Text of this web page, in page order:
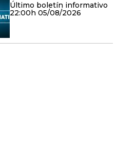
Último boletín informativo
22:00h 05/08/2026